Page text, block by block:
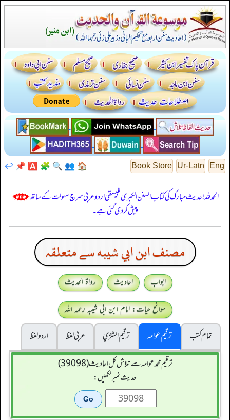
Eng
Ur-Latn
Book Store
🏠
👥
🔍
🧩
🅰️
📌
↩️
الحمدللہ! حدیث مبارک کی کتاب السنن الكبرى للبيهقي اردو عربی سرچ سہولت کے ساتھ
پیش کر دی گئی ہے۔
مصنف ابن ابي شيبه سے متعلقہ
ابواب احادیث
رواۃ الحدیث
سوانح حیات: امام ابن ابی شیبہ رحمہ اللہ
تمام کتب
ترقیم عوامہ ترقيم الشژي عربی لفظ
اردو لفظ
ترقیم محمدعوامہ سے تلاش کل احادیث (39098)
حدیث نمبر لکھیں: